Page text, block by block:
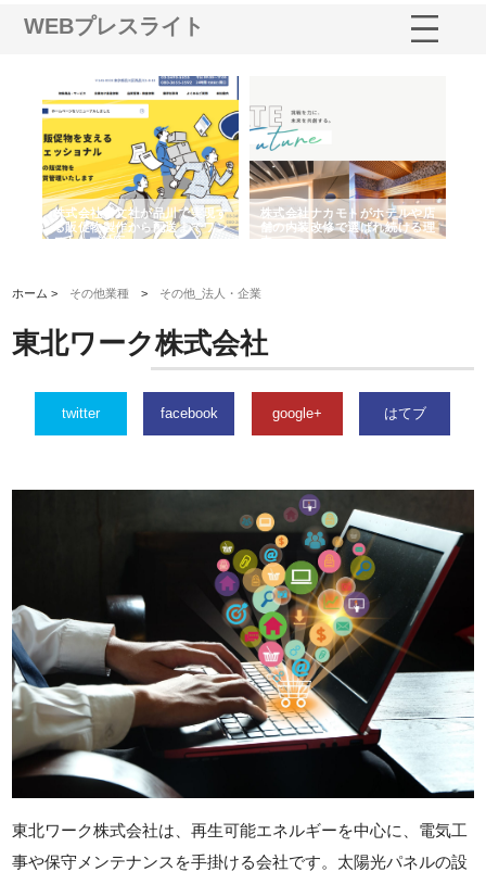
WEBプレスライト
株式会社耕文社が品川で実現す
る販促物製作から配送までワン
ストップ対応
株式会社ナカモトがホテルや店
舗の内装改修で選ばれ続ける理
由
ホーム > その他業種 > その他_法人・企業
東北ワーク株式会社
twitter facebook google+ はてブ
東北ワーク株式会社は、再生可能エネルギーを中心に、電気工
事や保守メンテナンスを手掛ける会社です。太陽光パネルの設